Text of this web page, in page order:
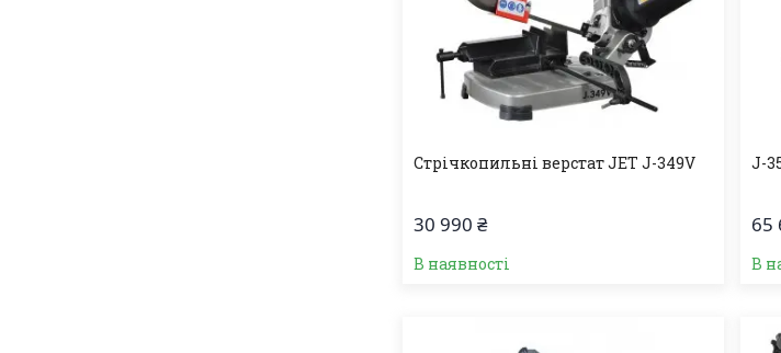
Стрічкопильні верстат JET J-349V
30 990 ₴
В наявності
J-
65
В